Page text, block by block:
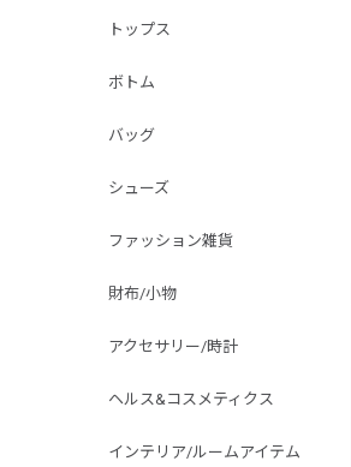
トップス
ボトム
バッグ
シューズ
ファッション雑貨
財布/小物
アクセサリー/時計
ヘルス&コスメティクス
インテリア/ルームアイテム